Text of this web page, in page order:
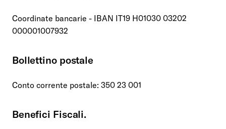
Coordinate bancarie - IBAN IT19 H01030 03202
000001007932
Bollettino postale
Conto corrente postale: 350 23 001
Benefici Fiscali.